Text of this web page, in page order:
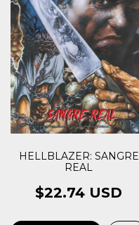
HELLBLAZER: SANGRE
REAL
$22.74 USD